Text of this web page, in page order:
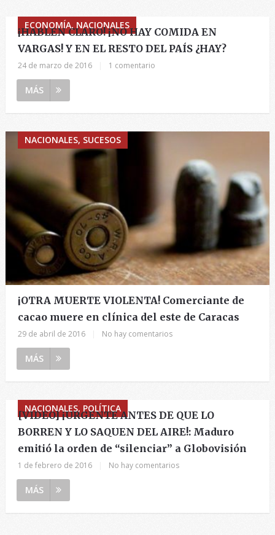
ECONOMÍA, NACIONALES
¡HABLEN CLARO! ¡NO HAY COMIDA EN
VARGAS! Y EN EL RESTO DEL PAÍS ¿HAY?
24 de marzo de 2016 1 comentario
MÁS
NACIONALES, SUCESOS
¡OTRA MUERTE VIOLENTA! Comerciante de
cacao muere en clínica del este de Caracas
29 de abril de 2016 No hay comentarios
MÁS
NACIONALES, POLÍTICA
[VIDEO] ¡URGENTE ANTES DE QUE LO
BORREN Y LO SAQUEN DEL AIRE!: Maduro
emitió la orden de “silenciar” a Globovisión
1 de febrero de 2016 No hay comentarios
MÁS